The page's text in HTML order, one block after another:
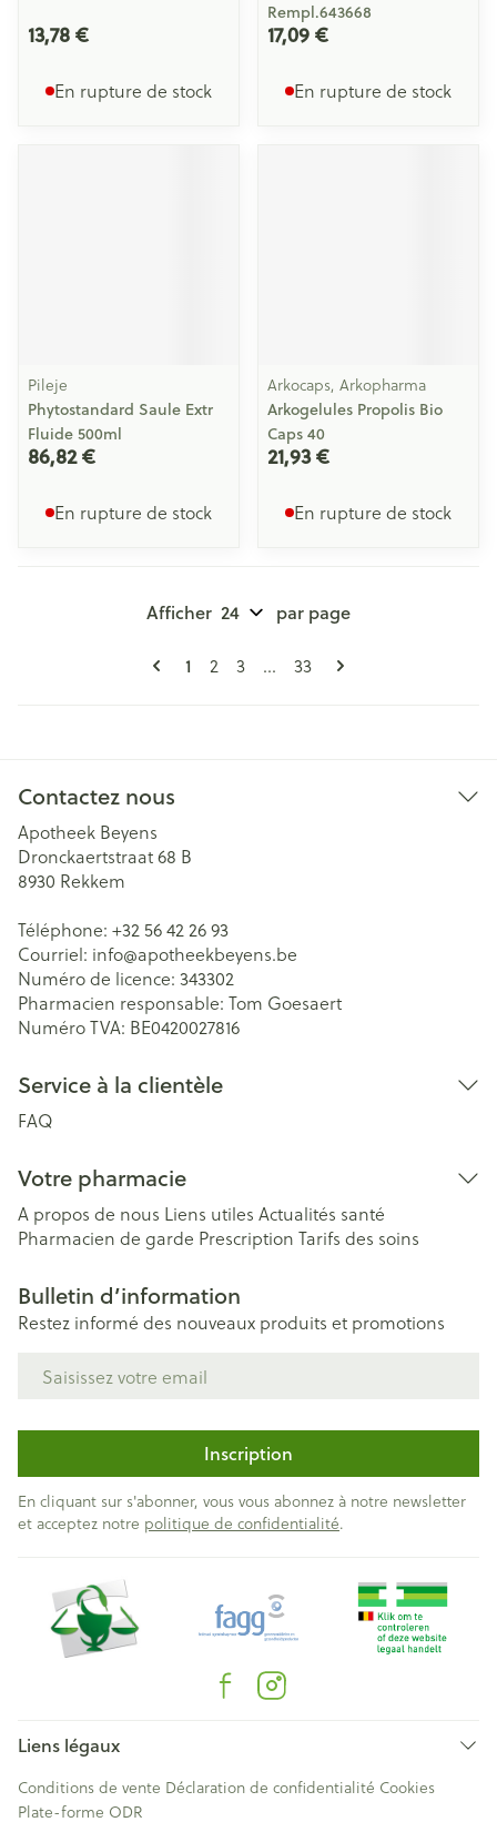
13,78 €
En rupture de stock
Rempl.643668
17,09 €
En rupture de stock
Pileje
Phytostandard Saule Extr
Fluide 500ml
86,82 €
En rupture de stock
Arkocaps, Arkopharma
Arkogelules Propolis Bio
Caps 40
21,93 €
En rupture de stock
Pages
Vous lisez actuellement la page
1 Page
2 Page
3 ... Page
33
Afficher par page
Contactez nous
Apotheek Beyens
Dronckaertstraat 68 B
8930 Rekkem
Téléphone: +32 56 42 26 93
Courriel: info@apotheekbeyens.be
Numéro de licence: 343302
Pharmacien responsable: Tom Goesaert
Numéro TVA: BE0420027816
Service à la clientèle
FAQ
Votre pharmacie
A propos de nous Liens utiles Actualités santé
Pharmacien de garde Prescription Tarifs des soins
Bulletin d’information
Restez informé des nouveaux produits et promotions
Inscription
En cliquant sur s'abonner, vous vous abonnez à notre newsletter
et acceptez notre politique de confidentialité.
Liens légaux
Conditions de vente Déclaration de confidentialité Cookies
Plate-forme ODR